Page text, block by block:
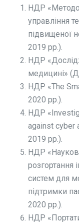
НДР
управління
підвищеної
2019 рр.).
НДР
медицині»
НДР «The
2020 рр.).
НДР
against cyber
2019 рр.).
НДР
розгортання
систем для
підтримки
2020 рр.).
НДР